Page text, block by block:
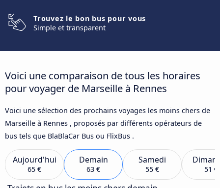
Trouvez le bon bus pour vous
Simple et transparent
Voici une comparaison de tous les horaires
pour voyager de Marseille à Rennes
Voici une sélection des prochains voyages les moins chers de
Marseille à Rennes , proposés par différents opérateurs de
bus tels que BlaBlaCar Bus ou FlixBus .
Aujourd'hui
65 €
Demain
63 €
Samedi
55 € 51 €